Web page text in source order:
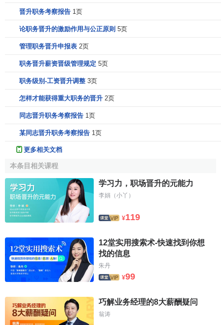
绩、技术、资历、能力等方面的要求等相关内容。第二，
有符合资格的员工没有偏袒与偏私，一视同仁。第三，结果
可辩驳性原则。职务晋升的结果不一定就是完全合适的，有
。因此，职务晋升必须要坚持结果可辩驳性原则。员工
有机会向管理人员提出自己对晋升结果与
异议，提出自己的看法。如果决策
选候选人，并有发表意见和建议的
应倾听员工的意见与建议并向员工解释晋升的标准、程序。
相信企业 有健全的
与归属感。
3.交往公正性
交往公正性也是职务晋升公正性的重要内容。交往公正
性指员工在与上级的交往过程中受到公平对待的程度。职务
关系到员工是否有真正的发言权，关系到员工是否真正的表
示了自己的看法和意见。
决策者是认真耐心地听取员工的意
见，还是搞形式主义；员工的意见是否是自愿的，而不是在
决策者强迫下做出的；决策者是郑重地向员工解释选拔标
准、决策过程与决策结果。这些都是交往公正性的重要内
容。决策者在与员工的交往中是否诚恳、礼貌、平等都会影
响员工发表意见的意愿与勇气。
晋升职务考察报告 1页
论职务晋升的激励作用与公正原则 5页
管理职务晋升申报表 2页
职务晋升薪资晋级管理规定 5页
职务级别-工资晋升调整 3页
怎样才能获得重大职务的晋升 2页
同志晋升职务考察报告 1页
某同志晋升职务考察报告 1页
更多相关文档
本条目相关课程
学习力，职场晋升的元能力
李娟（小丫）
¥119
12堂实用搜索术-快速找到你想
找的信息
朱丹
¥99
巧解业务经理的8大薪酬疑问
翁涛